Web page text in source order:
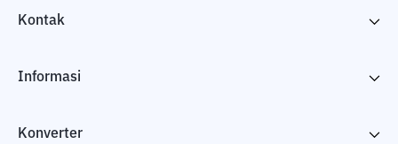
Kontak
Informasi
Konverter